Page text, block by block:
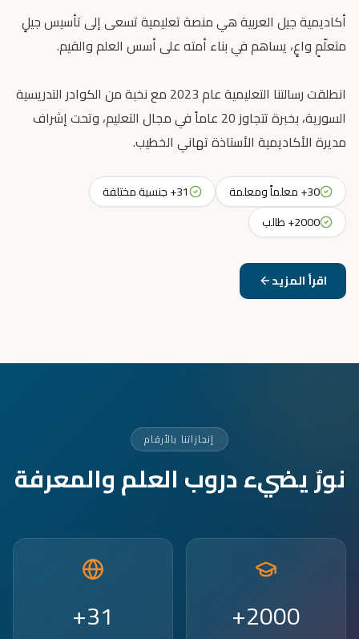
أكاديمية جيل العربية هي منصة تعليمية تسعى إلى تأسيس جيلٍ
انطلقت رسالتنا التعليمية عام 2023 مع نخبة من الكوادر التدريسية
السورية، بخبرة تتجاوز 20 عاماً في مجال التعليم، وتحت إشراف
مديرة الأكاديمية الأستاذة تهاني الخطيب.
30+ معلماً ومعلمة
31+ جنسية مختلفة
2000+ طالب
اقرأ المزيد
إنجازاتنا بالأرقام
نورٌ يضيء دروب العلم والمعرفة
2000+
31+